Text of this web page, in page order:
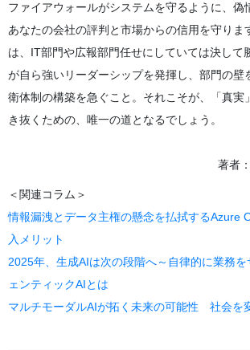
ファイアウォールがシステムを守るように、偽
あなたの会社の評判と市場からの信用を守りま
は、IT部門や広報部門任せにしていては決して
が自ら強いリーダーシップを発揮し、部門の壁
衛体制の構築を急ぐこと。それこそが、「真実
き抜くための、唯一の道となるでしょう。
著者
＜関連コラム＞
情報漏洩とデータ主権の懸念を払拭するAzure
入メリット
2025年、生成AIは次の段階へ～自律的に業務
ェンティックAIとは
マルチモーダルAIが拓く未来の可能性 社会を